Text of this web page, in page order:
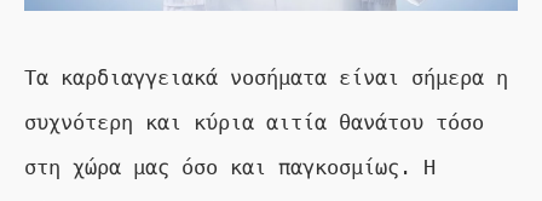
Τα καρδιαγγειακά νοσήματα είναι σήμερα η
συχνότερη και κύρια αιτία θανάτου τόσο
στη χώρα μας όσο και παγκοσμίως. Η